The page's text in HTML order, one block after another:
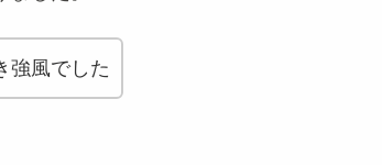
強風でした